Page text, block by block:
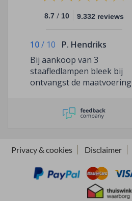
8.7 / 10 9.332 reviews
10/ 10
P. Hendriks
Bij aankoop van 3
staafledlampen bleek bij
ontvangst de maatvoering
telefonisch overleg en met
een duidelijke
ontvangen. Er kwam
berichtgeving omtrent de
geretourneerde lampen en
na bevestiging dat dat in
Privacy & cookies Disclaimer